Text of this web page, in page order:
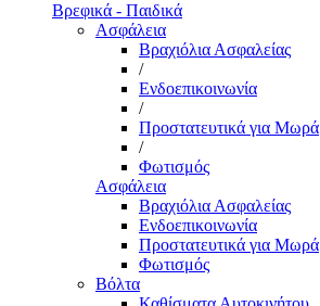
Βρεφικά - Παιδικά
Ασφάλεια
Βραχιόλια Ασφαλείας
/
Ενδοεπικοινωνία
/
Προστατευτικά για Μωρά
/
Φωτισμός
Ασφάλεια
Βραχιόλια Ασφαλείας
Ενδοεπικοινωνία
Προστατευτικά για Μωρά
Φωτισμός
Βόλτα